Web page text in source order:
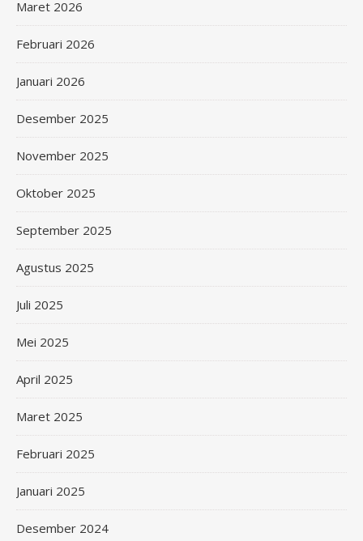
Maret 2026
Februari 2026
Januari 2026
Desember 2025
November 2025
Oktober 2025
September 2025
Agustus 2025
Juli 2025
Mei 2025
April 2025
Maret 2025
Februari 2025
Januari 2025
Desember 2024